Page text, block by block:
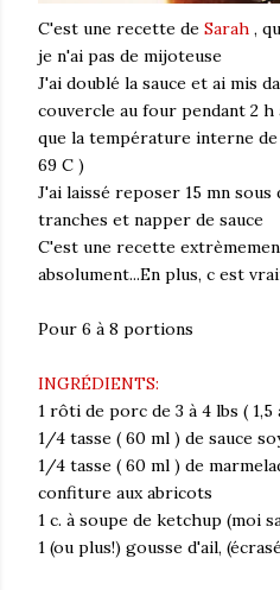
C'est une recette de Sarah ,
je n'ai pas de mijoteuse
J'ai doublé la sauce et ai mis
couvercle au four pendant 2 h
que la température interne de
69 C )
J'ai laissé reposer 15 mn sous
tranches et napper de sauce
C'est une recette
absolument...En plus, c est
Pour 6 à 8 portions
INGRÉDIENTS:
1 rôti de porc de 3 à 4 lbs ( 1,5
1/4 tasse ( 60 ml ) de sauce
1/4 tasse ( 60 ml ) de
confiture aux abricots
1 c. à soupe de ketchup (moi
1 (ou plus!) gousse d'ail,